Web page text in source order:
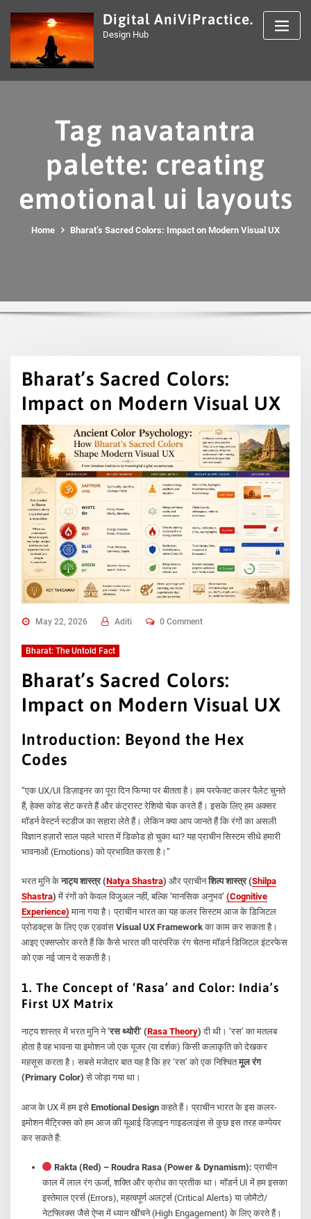
content
Digital AniViPractice.
Design Hub
Tag navatantra
palette: creating
emotional ui layouts
Home Bharat’s Sacred Colors: Impact on Modern Visual UX
Bharat’s Sacred Colors:
Impact on Modern Visual UX
May 22, 2026 Aditi 0 Comment
Bharat: The Untold Fact
Bharat’s Sacred Colors:
Impact on Modern Visual UX
Introduction: Beyond the Hex
Codes
“एक UX/UI डिज़ाइनर का पूरा दिन फिग्मा पर बीतता है। हम परफेक्ट कलर पैलेट चुनते
हैं, हेक्स कोड सेट करते हैं और कंट्रास्ट रेशियो चेक करते हैं। इसके लिए हम अक्सर
मॉडर्न वेस्टर्न स्टडीज का सहारा लेते हैं। लेकिन क्या आप जानते हैं कि रंगों का असली
विज्ञान हज़ारों साल पहले भारत में डिकोड हो चुका था? यह प्राचीन सिस्टम सीधे हमारी
भावनाओं (Emotions) को प्रभावित करता है।”
भरत मुनि केनाट्य शास्त्र (Natya Shastra) और प्राचीनशिल्प शास्त्र (Shilpa
Shastra) में रंगों को केवल विजुअल नहीं, बल्कि ‘मानसिक अनुभव’(Cognitive
Experience) माना गया है। प्राचीन भारत का यह कलर सिस्टम आज के डिजिटल
प्रोडक्ट्स के लिए एक एडवांसVisual UX Framework का काम कर सकता है।
आइए एक्सप्लोर करते हैं कि कैसे भारत की पारंपरिक रंग चेतना मॉडर्न डिजिटल इंटरफेस
को एक नई जान दे सकती है।
1. The Concept of ‘Rasa’ and Color: India’s
First UX Matrix
नाट्य शास्त्र में भरत मुनि ने‘रस थ्योरी’ (Rasa Theory) दी थी। ‘रस’ का मतलब
होता है वह भावना या इमोशन जो एक यूजर (या दर्शक) किसी कलाकृति को देखकर
महसूस करता है। सबसे मजेदार बात यह है कि हर ‘रस’ को एक निश्चितमूल रंग
(Primary Color) से जोड़ा गया था।
आज के UX में हम इसेEmotional Design कहते हैं। प्राचीन भारत के इस कलर-
इमोशन मैट्रिक्स को हम आज की यूआई डिज़ाइन गाइडलाइंस से कुछ इस तरह कम्पेयर
कर सकते हैं:
Rakta (Red) – Roudra Rasa (Power & Dynamism): प्राचीन
काल में लाल रंग ऊर्जा, शक्ति और क्रोध का प्रतीक था। मॉडर्न UI में हम इसका
इस्तेमाल एरर्स (Errors), महत्वपूर्ण अलर्ट्स (Critical Alerts) या ज़ोमैटो/
नेटफ्लिक्स जैसे ऐप्स में ध्यान खींचने (High Engagement) के लिए करते हैं।